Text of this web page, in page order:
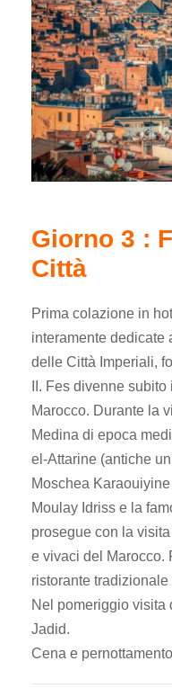
Giorno 3 :
Città
Prima colazione in
interamente dedicate
delle Città Imperiali,
II. Fes divenne
Marocco. Durante la
Medina di epoca
el-Attarine (antiche
Moschea
Moulay Idriss e la
prosegue con la
e vivaci del Marocco.
ristorante
Nel pomeriggio visita
Jadid.
Cena e